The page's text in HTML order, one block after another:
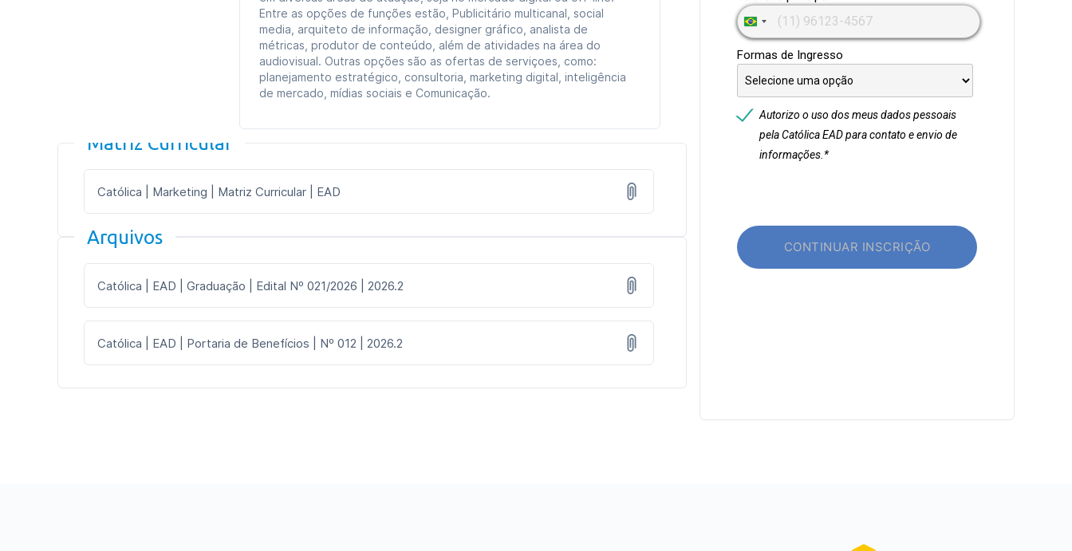
Entre as opções de funções estão, Publicitário multicanal, social
media, arquiteto de informação, designer gráfico, analista de
métricas, produtor de conteúdo, além de atividades na área do
audiovisual. Outras opções são as ofertas de serviçoes, como:
planejamento estratégico, consultoria, marketing digital, inteligência
de mercado, mídias sociais e Comunicação.
Matriz Curricular
Católica | Marketing | Matriz Curricular | EAD
Arquivos
Católica | EAD | Graduação | Edital Nº 021/2026 | 2026.2
Católica | EAD | Portaria de Benefícios | Nº 012 | 2026.2